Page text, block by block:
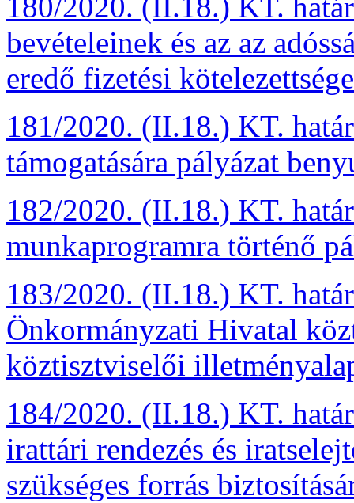
180/2020. (II.18.) KT.
bevételeinek és az az
eredő fizetési
181/2020. (II.18.) KT.
támogatására pályázat
182/2020. (II.18.) KT.
munkaprogramra történő
183/2020. (II.18.) KT.
Önkormányzati Hivatal
köztisztviselői
184/2020. (II.18.) KT.
irattári rendezés és
szükséges forrás